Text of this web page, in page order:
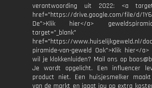
verantwoording uit 2022: <a
href="https://drive.google.com/file/d/
De">Klik hier</a>
target="_blank"
href="https://www.huiselijkgeweld.nl/
piramide-van-geweld Ook">Klik hier</
wil je klokkenluiden? Mail ons op
Je wordt opgelicht. Een influencer
product niet. Een huisjesmelker
van de markt en jaagt jou op extra